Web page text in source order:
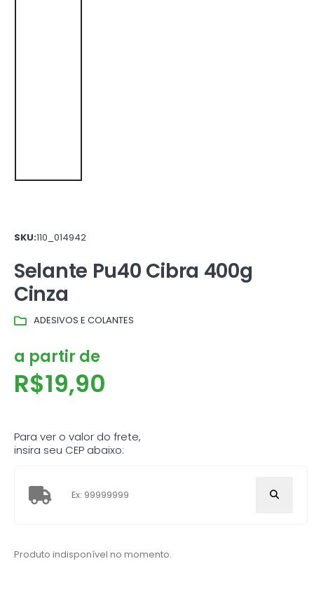
SKU:110_014942
Selante Pu40 Cibra 400g
Cinza
ADESIVOS E COLANTES
a partir de
R$19,90
Para ver o valor do frete,
insira seu CEP abaixo:
Produto indisponível no momento.